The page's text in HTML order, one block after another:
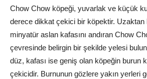
Chow Chow köpeği, yuvarlak ve küçük
derece dikkat çekici bir köpektir. Uzaktan
minyatür aslan kafasını andıran Chow
çevresinde belirgin bir şekilde yelesi
düz, kafası ise geniş olan köpeğin burun
çekicidir. Burnunun gözlere yakın yerleri